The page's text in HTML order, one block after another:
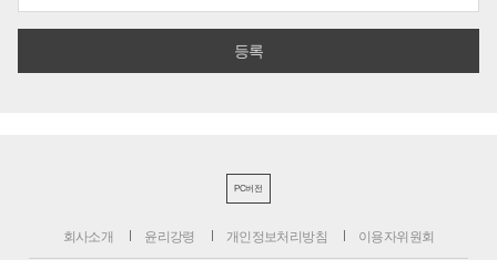
PC버전
회사소개 윤리강령 개인정보처리방침 이용자위원회